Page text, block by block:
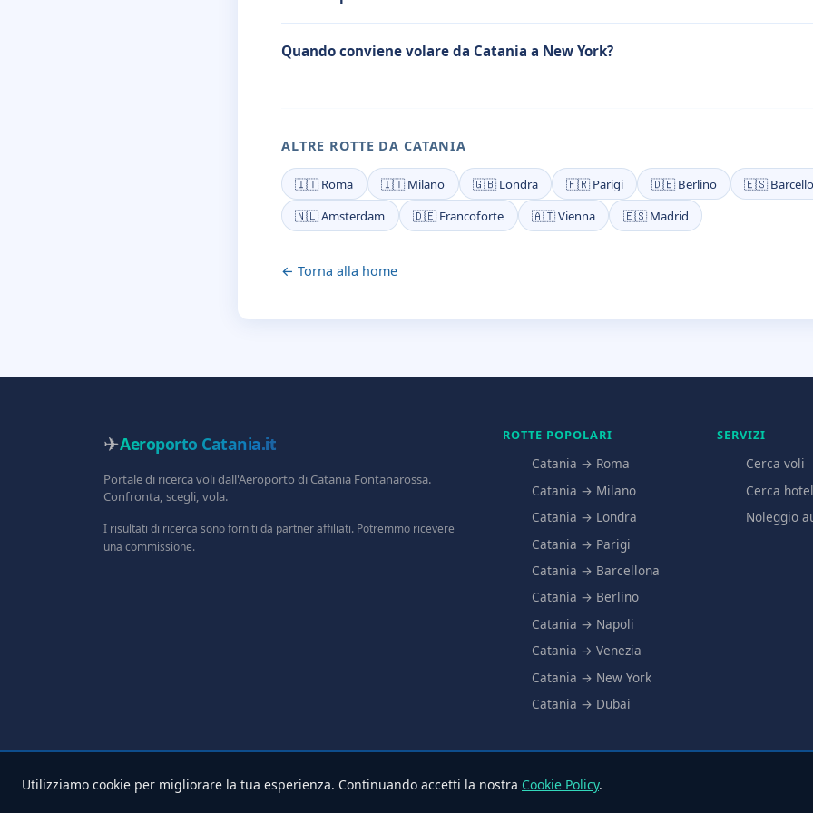
Quando conviene volare da Catania a New York?
ALTRE ROTTE DA CATANIA
🇮🇹 Roma 🇮🇹 Milano 🇬🇧 Londra 🇫🇷 Parigi 🇩🇪 Berlino
🇪🇸
🇳🇱 Amsterdam
🇩🇪 Francoforte 🇦🇹 Vienna 🇪🇸 Madrid
← Torna alla home
✈Aeroporto Catania.it
Portale di ricerca voli dall'Aeroporto di Catania Fontanarossa.
Confronta, scegli, vola.
I risultati di ricerca sono forniti da partner affiliati. Potremmo ricevere
una commissione.
ROTTE POPOLARI
Catania → Roma
Catania → Milano
Catania → Londra
Catania → Parigi
Catania → Barcellona
Catania → Berlino
Catania → Napoli
Catania → Venezia
Catania → New York
Catania → Dubai
SERVIZI
Cerca voli
Cerca hotel
Noleggio
© 2025 Aeroporto Catania.it – Tutti i diritti riservati
Utilizziamo cookie per migliorare la tua esperienza. Continuando accetti la nostra Cookie Policy.